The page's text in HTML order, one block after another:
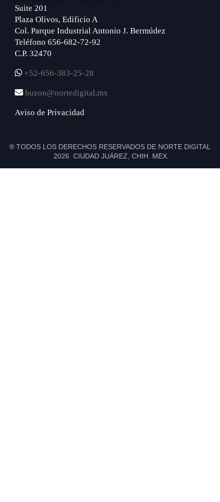
Suite 201
Plaza Olivos, Edificio A
Col. Parque Industrial Antonio J. Bermúdez
Teléfono 656-682-72-92
C.P. 32470
+52-656-383-25-28
buzon@nortedigital.mx
Aviso de Privacidad
® TODOS LOS DERECHOS RESERVADOS DE NORTE DIGITAL
2026 CIUDAD JUÁREZ, CHIH. MEX.